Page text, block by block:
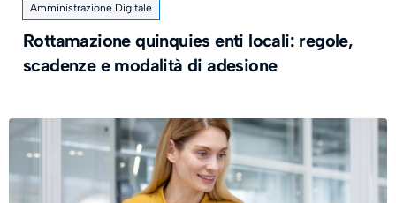
Amministrazione Digitale
Rottamazione quinquies enti locali: regole,
scadenze e modalità di adesione